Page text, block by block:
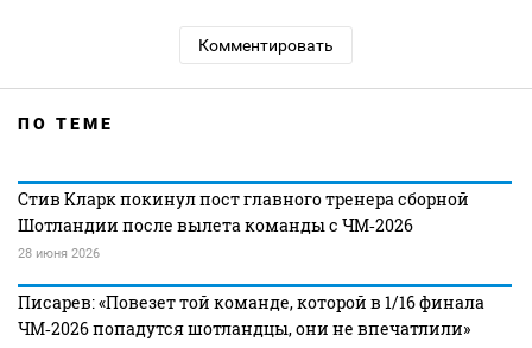
Комментировать
ПО ТЕМЕ
Стив Кларк покинул пост главного тренера сборной
Шотландии после вылета команды с ЧМ‑2026
28 июня 2026
Писарев: «Повезет той команде, которой в 1/16 финала
ЧМ‑2026 попадутся шотландцы, они не впечатлили»